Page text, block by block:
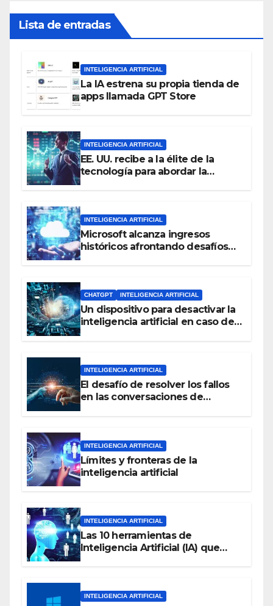
Lista de entradas
INTELIGENCIA ARTIFICIAL
La IA estrena su propia tienda de
apps llamada GPT Store
INTELIGENCIA ARTIFICIAL
EE. UU. recibe a la élite de la
tecnología para abordar la
INTELIGENCIA ARTIFICIAL
Microsoft alcanza ingresos
históricos afrontando desafíos
CHATGPT INTELIGENCIA ARTIFICIAL
Un dispositivo para desactivar la
inteligencia artificial en caso de
INTELIGENCIA ARTIFICIAL
El desafío de resolver los fallos
en las conversaciones de
INTELIGENCIA ARTIFICIAL
Límites y fronteras de la
inteligencia artificial
INTELIGENCIA ARTIFICIAL
Las 10 herramientas de
Inteligencia Artificial (IA) que
INTELIGENCIA ARTIFICIAL